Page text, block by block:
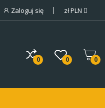
Zaloguj się złPLN
0 0 0